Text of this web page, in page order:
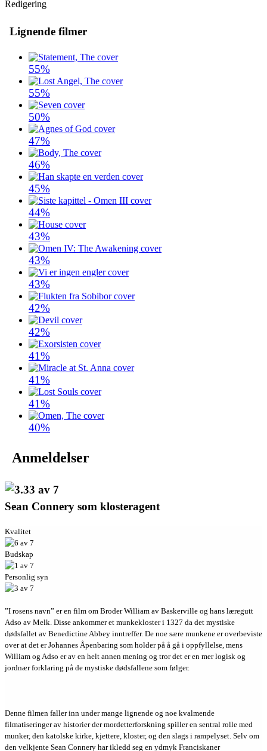
Redigering
Lignende filmer
55%
55%
50%
47%
46%
45%
44%
43%
43%
43%
42%
42%
41%
41%
41%
40%
Anmeldelser
Sean Connery som klosteragent
Kvalitet
Budskap
Personlig syn
”I rosens navn” er en film om Broder William av Baskerville og hans læregutt
Adso av Melk. Disse ankommer et munkekloster i 1327 da det mystiske
dødsfallet av Benedictine Abbey inntreffer. De noe sære munkene er overbeviste
over at det er Johannes Åpenbaring som holder på å gå i oppfyllelse, mens
William og Adso er av en helt annen mening og tror det er en mer logisk og
jordnær forklaring på de mystiske dødsfallene som følger.
Denne filmen faller inn under mange lignende og noe kvalmende
filmatiseringer av historier der mordetterforskning spiller en sentral rolle med
munker, den katolske kirke, kjettere, kloster, og den slags i rampelyset. Selv om
den velkjente Sean Connery har ikledd seg en ydmyk Franciskaner